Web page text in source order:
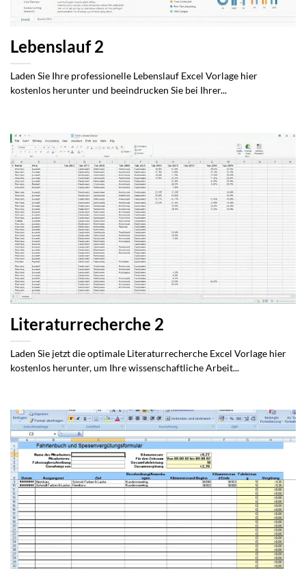
Lebenslauf 2
Laden Sie Ihre professionelle Lebenslauf Excel Vorlage hier
kostenlos herunter und beeindrucken Sie bei Ihrer...
Literaturrecherche 2
Laden Sie jetzt die optimale Literaturrecherche Excel Vorlage hier
kostenlos herunter, um Ihre wissenschaftliche Arbeit...